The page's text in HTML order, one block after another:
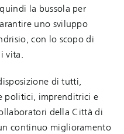
la bussola per
uno sviluppo
con lo scopo di
vita.
di tutti,
politici, imprenditrici e
della Città di
continuo miglioramento